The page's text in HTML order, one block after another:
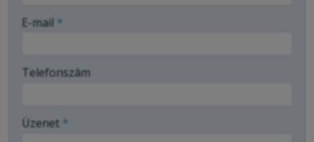
-
-
E-mail *
Telefonszám
Üzenet *